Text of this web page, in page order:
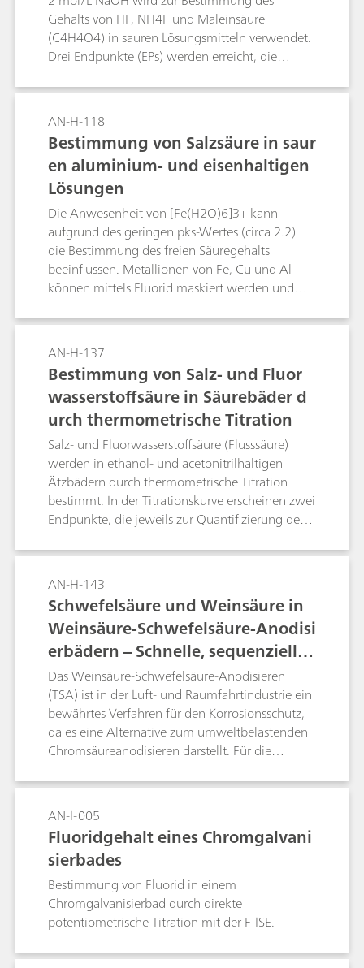
Gehalts von HF, NH4F und Maleinsäure
(C4H4O4) in sauren Lösungsmitteln verwendet.
Drei Endpunkte (EPs) werden erreicht, die
können:EP1: C4H4O4 (pKa1 = 1.9), HF (pKa =
3.17)EP2: C4H4O4 (pKa2 = 6.07)EP2: NH4F
(pKa = 8.2)Der HF-Gehalt wird durch
Subtraktion der Differenz (EP2-EP1) von EP1
errechnet.
AN-H-118
Bestimmung von Salzsäure in saur
en aluminium- und eisenhaltigen
Lösungen
Die Anwesenheit von [Fe(H2O)6]3+ kann
aufgrund des geringen pks-Wertes (circa 2.2)
die Bestimmung des freien Säuregehalts
beeinflussen. Metallionen von Fe, Cu und Al
können mittels Fluorid maskiert werden und
Säuregehalts mittels thermometrischer Titration.
AN-H-137
Bestimmung von Salz- und Fluor
wasserstoffsäure in Säurebäder d
urch thermometrische Titration
Salz- und Fluorwasserstoffsäure (Flusssäure)
werden in ethanol- und acetonitrilhaltigen
Ätzbädern durch thermometrische Titration
bestimmt. In der Titrationskurve erscheinen zwei
Endpunkte, die jeweils zur Quantifizierung der
AN-H-143
Schwefelsäure und Weinsäure in
Weinsäure-Schwefelsäure-Anodisi
erbädern – Schnelle, sequenzielle
Bestimmung mit einem thermom
etrischen Sensor (thermometrisch
e Titration)
Das Weinsäure-Schwefelsäure-Anodisieren
(TSA) ist in der Luft- und Raumfahrtindustrie ein
bewährtes Verfahren für den Korrosionsschutz,
da es eine Alternative zum umweltbelastenden
Chromsäureanodisieren darstellt. Für die
Weinsäuregehalts von TSA-Galvanisierbädern
wurden potentiometrische Titrationsmethoden
entwickelt, die in der Branche breite
Anwendung finden. Sie haben allerdings den
Nachteil, dass zwei Titrationen mit
verschiedenen Elektroden und Lösungsmitteln
durchgeführt werden müssen.In dieser
Application Note wird eine alternative Methode
vorgestellt, bei der die Konzentration beider
Säuren der Reihe nach mit einem
AN-I-005
Fluoridgehalt eines Chromgalvani
sierbades
Bestimmung von Fluorid in einem
Chromgalvanisierbad durch direkte
potentiometrische Titration mit der F-ISE.